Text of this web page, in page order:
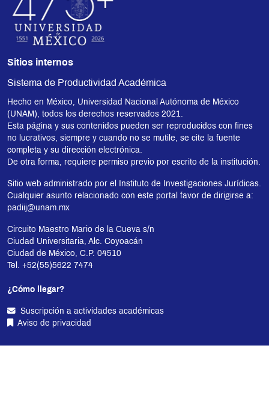
Sitios internos
Sistema de Productividad Académica
Hecho en México, Universidad Nacional Autónoma de México
(UNAM), todos los derechos reservados 2021.
Esta página y sus contenidos pueden ser reproducidos con fines
no lucrativos, siempre y cuando no se mutile, se cite la fuente
completa y su dirección electrónica.
De otra forma, requiere permiso previo por escrito de la institución.
Sitio web administrado por el Instituto de Investigaciones Jurídicas.
Cualquier asunto relacionado con este portal favor de dirigirse a:
padiij@unam.mx
Circuito Maestro Mario de la Cueva s/n
Ciudad Universitaria, Alc. Coyoacán
Ciudad de México, C.P. 04510
Tel. +52(55)5622 7474
¿Cómo llegar?
Suscripción a actividades académicas
Aviso de privacidad